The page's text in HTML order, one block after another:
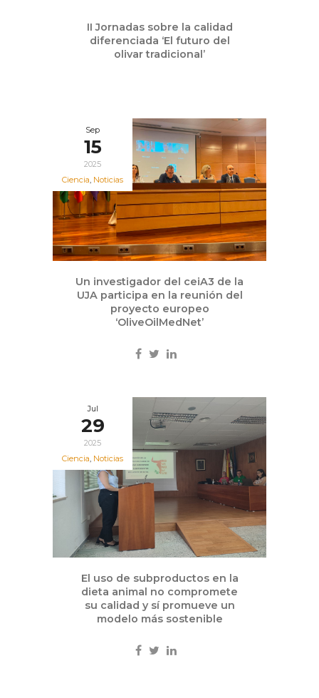
II Jornadas sobre la calidad
diferenciada ‘El futuro del
olivar tradicional’
Sep
15
2025
Ciencia, Noticias
Un investigador del ceiA3 de la
UJA participa en la reunión del
proyecto europeo
‘OliveOilMedNet’
Jul
29
2025
Ciencia, Noticias
El uso de subproductos en la
dieta animal no compromete
su calidad y sí promueve un
modelo más sostenible